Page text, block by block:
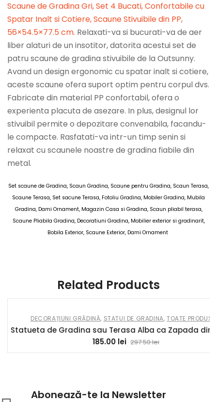
Scaune de Gradina Gri, Set 4 Bucati, Confortabile cu
Spatar Inalt si Cotiere, Scaune Stivuibile din PP,
56×54.5×77.5 cm. Relaxati-va si bucurati-va de aer
liber alaturi de un insotitor, datorita acestui set de
patru scaune de gradina stivuibile de la Outsunny.
Avand un design ergonomic cu spatar inalt si cotiere,
aceste scaune ofera suport optim pentru corpul dvs.
Fabricate din material PP confortabil, ofera o
experienta placuta de asezare. In plus, designul lor
stivuibil permite o depozitare convenabila, facandu-
le compacte. Rasfatati-va intr-un timp senin si
relaxat cu scaunele noastre de gradina fiabile din
metal.
Set scaune de Gradina, Scaun Gradina, Scaune pentru Gradina, Scaun Terasa,
Scaune Terasa, Set sacune Terasa, Fotoliu Gradina, Mobiler Gradina, Mubila
Gradina, Dami Ornament, Magazin Casa si Gradina, Scaun pliabil terasa,
Scaune Pliabila Gradina, Decoratiuni Gradina, Mobilier exterior si gradinarit,
Bobila Exterior, Scaune Exterior, Dami Ornament
Related Products
DECORAȚIUNI GRĂDINĂ, STATUI DE GRADINA, TOATE
Statueta de Gradina sau Terasa Alba ca Zapada din
297.50lei
185.00 lei
Abonează-te la Newsletter